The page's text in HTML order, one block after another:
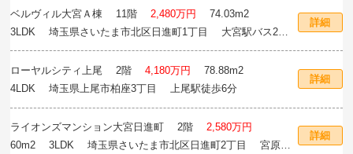
ベルヴィル大宮Ａ棟 11階 2,480万円 74.03m2
3LDK 埼玉県さいたま市北区日進町1丁目 大宮駅バス23
分停歩2分
詳細
ローヤルシティ上尾 2階4,180万円 78.88m2
4LDK 埼玉県上尾市柏座3丁目 上尾駅徒歩6分
詳細
ライオンズマンション大宮日進町 2階2,580万円
60m2 3LDK 埼玉県さいたま市北区日進町2丁目 宮原駅
詳細